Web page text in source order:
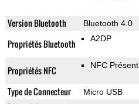
Version Bluetooth Bluetooth 4.0
Propriétés Bluetooth A2DP
Propriétés NFC NFC Présent
Type de Connecteur Micro USB